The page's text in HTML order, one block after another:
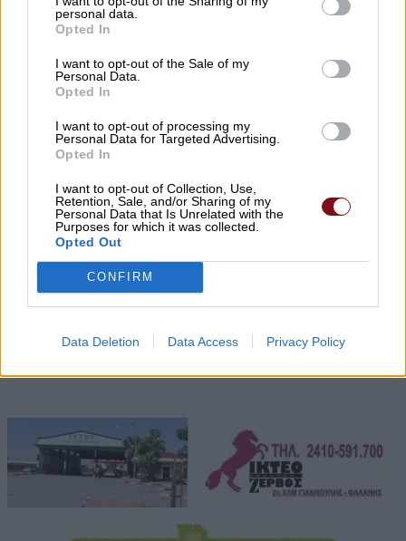
personal data.
Opted In
I want to opt-out of the Sale of my
Personal Data.
Opted In
I want to opt-out of processing my
Personal Data for Targeted Advertising.
Opted In
I want to opt-out of Collection, Use,
Retention, Sale, and/or Sharing of my
Personal Data that Is Unrelated with the
Purposes for which it was collected.
Opted Out
CONFIRM
Data Deletion Data Access Privacy Policy
Συναγερμός για φωτιά σε σπίτι στον
Αμπελώνα